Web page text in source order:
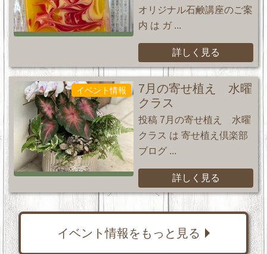
オリジナル石鹸講座のご案
内 は ガ ...
詳しく見る
イベント情報
7月の寄せ植え 水曜
クラス
投稿 7月の寄せ植え 水曜
クラス は 寄せ植え倶楽部
ブログ ...
詳しく見る
イベント情報をもっと見る